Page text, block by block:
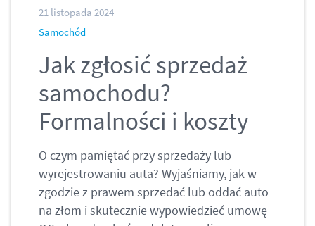
21 listopada 2024
Samochód
Jak zgłosić sprzedaż
samochodu?
Formalności i koszty
O czym pamiętać przy sprzedaży lub
wyrejestrowaniu auta? Wyjaśniamy, jak w
zgodzie z prawem sprzedać lub oddać auto
na złom i skutecznie wypowiedzieć umowę